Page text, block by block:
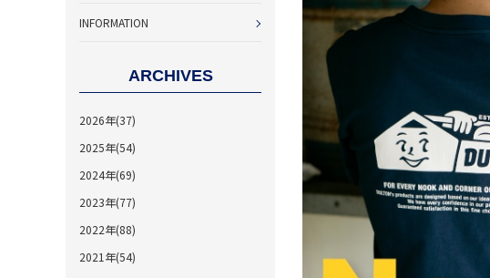
INFORMATION
ARCHIVES
2026年(37)
2025年(54)
2024年(69)
2023年(77)
2022年(88)
2021年(54)